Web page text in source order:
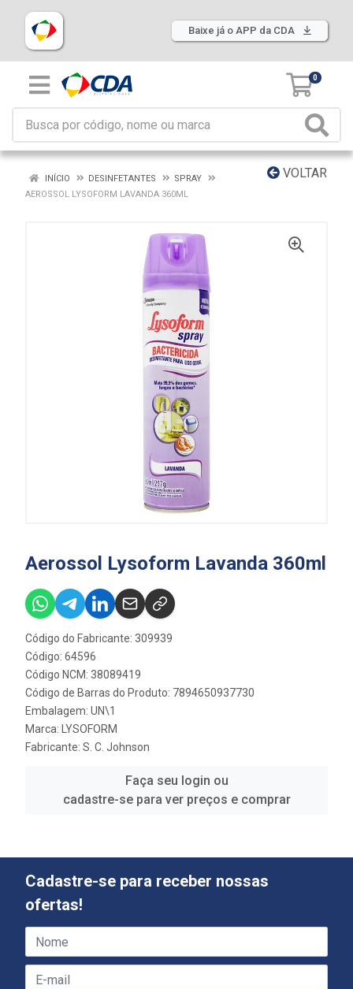
Baixe já o APP da CDA
0
VOLTAR
INÍCIO DESINFETANTES
SPRAY
AEROSSOL LYSOFORM LAVANDA 360ML
Aerossol Lysoform Lavanda 360ml
Código do Fabricante: 309939
Código: 64596
Código NCM: 38089419
Código de Barras do Produto: 7894650937730
Embalagem: UN\1
Marca: LYSOFORM
Fabricante: S. C. Johnson
Faça seu login ou
cadastre-se para ver preços e comprar
Cadastre-se para receber nossas
ofertas!